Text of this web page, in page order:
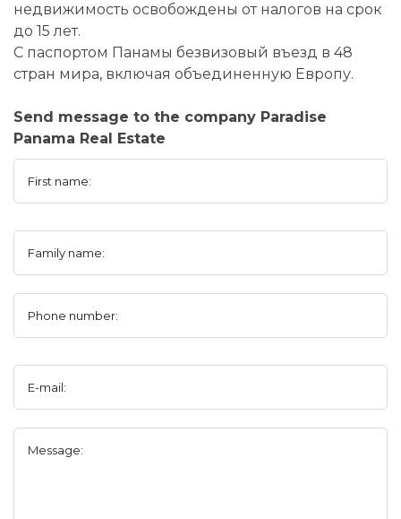
недвижимость освобождены от налогов на срок
до 15 лет.
С паспортом Панамы безвизовый въезд в 48
стран мира, включая объединенную Европу.
Send message to the company Paradise
Panama Real Estate
First name:
Family name:
Phone number:
E-mail:
Message: